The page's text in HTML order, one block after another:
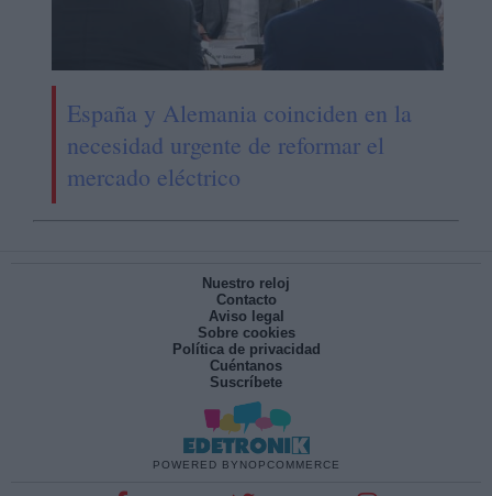
España y Alemania coinciden en la
necesidad urgente de reformar el
mercado eléctrico
Nuestro reloj
Contacto
Aviso legal
Sobre cookies
Política de privacidad
Cuéntanos
Suscríbete
POWERED BY NOPCOMMERCE